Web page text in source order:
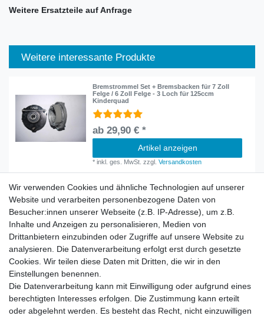
Weitere Ersatzteile auf Anfrage
Weitere interessante Produkte
Bremstrommel Set + Bremsbacken für 7 Zoll
Felge / 6 Zoll Felge - 3 Loch für 125ccm
Kinderquad
ab 29,90 € *
Artikel anzeigen
*inkl. ges. MwSt. zzgl.Versandkosten
Rechtliches
Widerrufsrecht
Datenschutzerklärung
Service
Kontakt
Wir verwenden Cookies und ähnliche Technologien auf unserer
Website und verarbeiten personenbezogene Daten von
Besucher:innen unserer Webseite (z.B. IP-Adresse), um z.B.
Inhalte und Anzeigen zu personalisieren, Medien von
Drittanbietern einzubinden oder Zugriffe auf unsere Website zu
analysieren. Die Datenverarbeitung erfolgt erst durch gesetzte
Cookies. Wir teilen diese Daten mit Dritten, die wir in den
Einstellungen benennen.
Die Datenverarbeitung kann mit Einwilligung oder aufgrund eines
berechtigten Interesses erfolgen. Die Zustimmung kann erteilt
oder abgelehnt werden. Es besteht das Recht, nicht einzuwilligen